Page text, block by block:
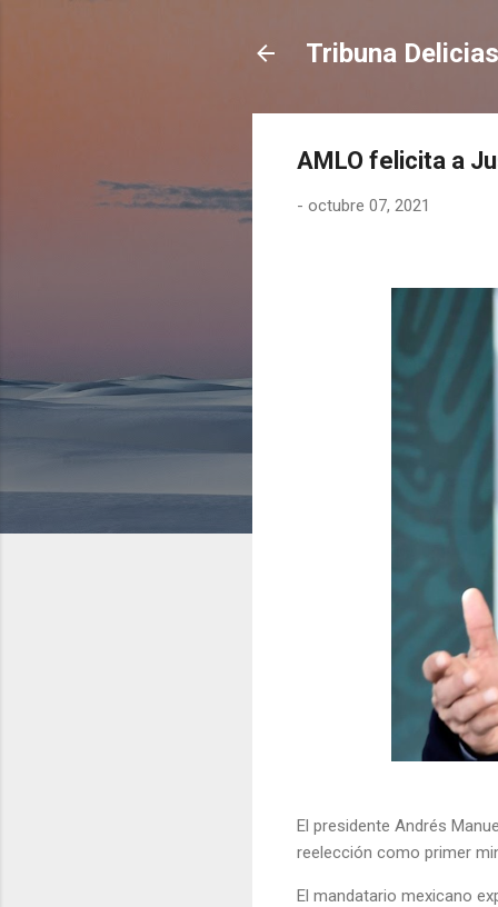
Tribuna Delicias
AMLO felicita a
- octubre 07, 2021
El presidente Andrés
reelección como primer
El mandatario mexicano